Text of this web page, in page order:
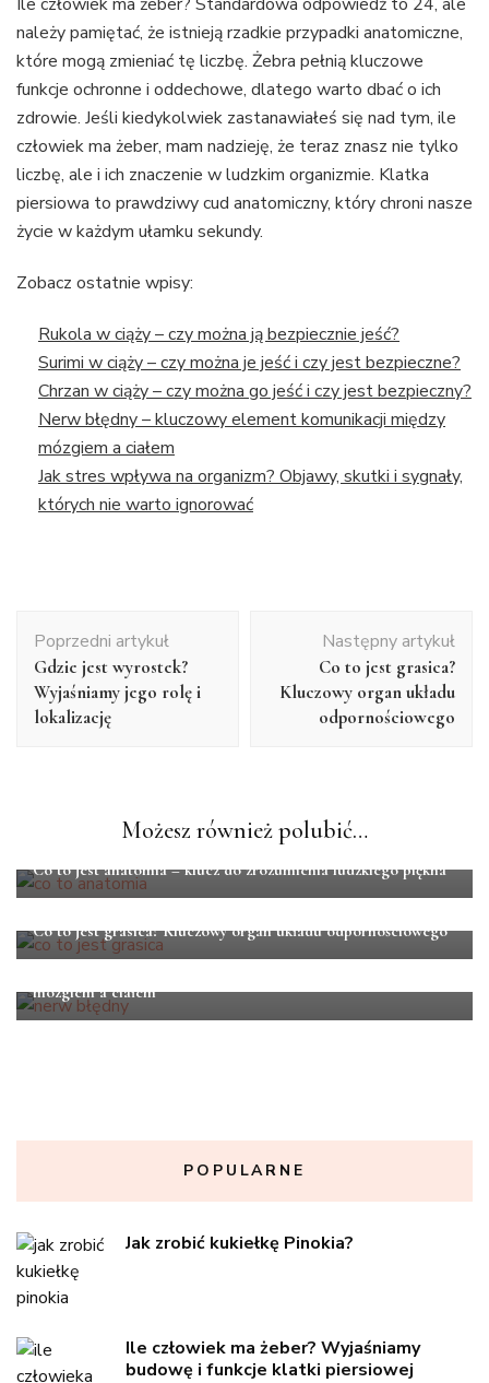
Ile człowiek ma żeber? Standardowa odpowiedź to 24, ale
należy pamiętać, że istnieją rzadkie przypadki anatomiczne,
które mogą zmieniać tę liczbę. Żebra pełnią kluczowe
funkcje ochronne i oddechowe, dlatego warto dbać o ich
zdrowie. Jeśli kiedykolwiek zastanawiałeś się nad tym, ile
człowiek ma żeber, mam nadzieję, że teraz znasz nie tylko
liczbę, ale i ich znaczenie w ludzkim organizmie. Klatka
piersiowa to prawdziwy cud anatomiczny, który chroni nasze
życie w każdym ułamku sekundy.
Zobacz ostatnie wpisy:
Rukola w ciąży – czy można ją bezpiecznie jeść?
Surimi w ciąży – czy można je jeść i czy jest bezpieczne?
Chrzan w ciąży – czy można go jeść i czy jest bezpieczny?
Nerw błędny – kluczowy element komunikacji między
mózgiem a ciałem
Jak stres wpływa na organizm? Objawy, skutki i sygnały,
których nie warto ignorować
wpisu
Poprzedni artykuł
Gdzie jest wyrostek?
Wyjaśniamy jego rolę i
lokalizację
Następny artykuł
Co to jest grasica?
Kluczowy organ układu
odpornościowego
Możesz również polubić…
ANATOMIA
Co to jest anatomia – klucz do zrozumienia ludzkiego piękna
ANATOMIA
Co to jest grasica? Kluczowy organ układu odpornościowego
ANATOMIAZDROWIE
mózgiem a ciałem
POPULARNE
Jak zrobić kukiełkę Pinokia?
Ile człowiek ma żeber? Wyjaśniamy
budowę i funkcje klatki piersiowej